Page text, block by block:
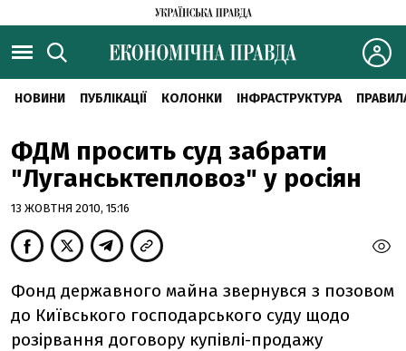
НОВИНИ ПУБЛІКАЦІЇ КОЛОНКИ ІНФРАСТРУКТУРА
ФДМ просить суд забрати
"Луганськтепловоз" у росіян
13 ЖОВТНЯ 2010, 15:16
Фонд державного майна звернувся з позовом
до Київського господарського суду щодо
розірвання договору купівлі-продажу